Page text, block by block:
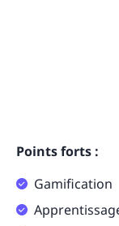
Points forts :
Gamification